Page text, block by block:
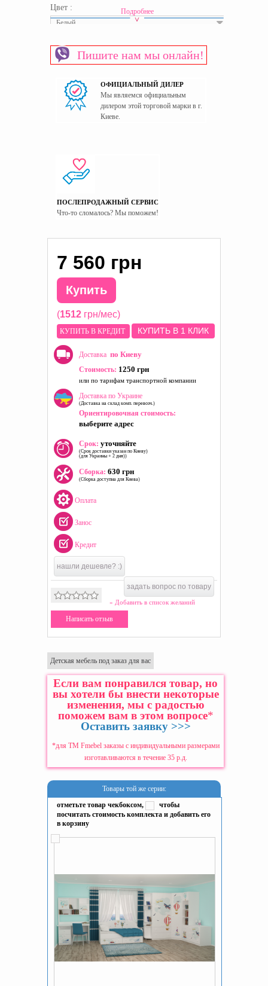
Цвет :
Белый
Материал изготовления каркаса ЛДСП
Универсальный
Страна производитель Украина
Подробнее
Пишите нам мы онлайн!
ОФИЦИАЛЬНЫЙ ДИЛЕР
Мы являемся официальным
дилером этой торговой марки в г.
Киеве.
ПОСЛЕПРОДАЖНЫЙ СЕРВИС
Что-то сломалось? Мы поможем!
7 560 грн
Купить
(1512 грн/мес)
КУПИТЬ В КРЕДИТ КУПИТЬ В 1 КЛИК
Доставка по Киеву
Стоимость: 1250 грн
или по тарифам транспортной компании
Доставка по Украине
(Доставка на склад комп. перевозч.)
Ориентировочная стоимость:
выберите адрес
Срок: уточняйте
(Срок доставки указан по Киеву)
(для Украины + 2 дня))
Сборка: 630 грн
(Сборка доступна для Киева)
Оплата
Занос
Кредит
нашли дешевле? :)
задать вопрос по товару
» Добавить в список желаний
Написать отзыв
Детская мебель под заказ для вас
Если вам понравился товар, но
вы хотели бы внести некоторые
изменения, мы с радостью
поможем вам в этом вопросе*
Оставить заявку >>>
*для ТМ Fmebel заказы с индивидуальными размерами
изготавливаются в течение 35 р.д.
Товары той же серии:
отметьте товар чекбоксом,
чтобы
посчитать стоимость комплекта и добавить его
в корзину